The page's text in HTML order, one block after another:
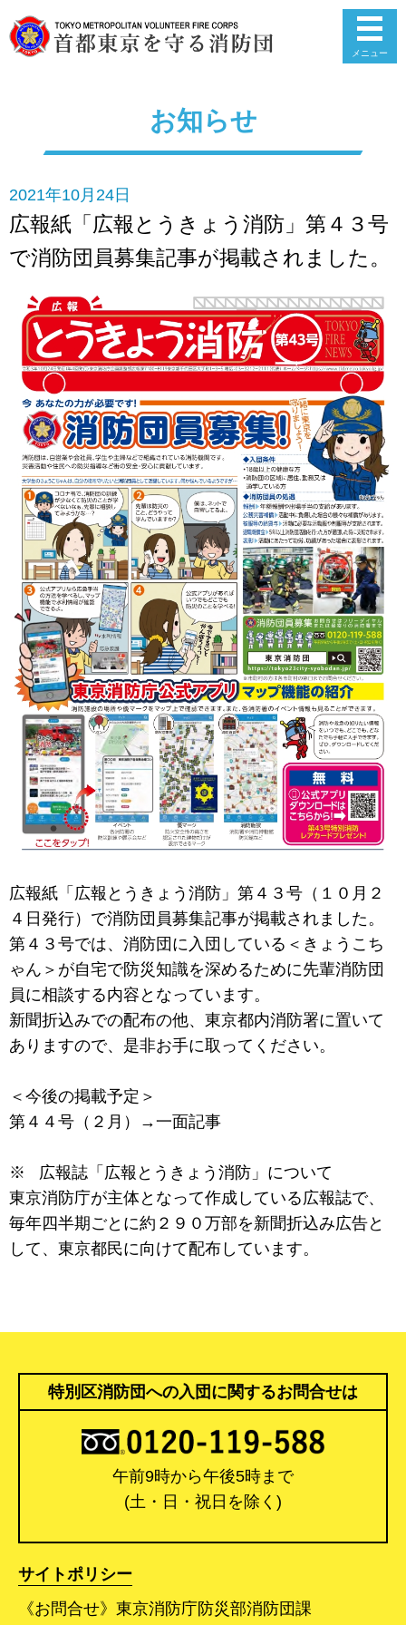
メニュー
お知らせ
2021年10月24日
広報紙「広報とうきょう消防」第４３号
で消防団員募集記事が掲載されました。
広報紙「広報とうきょう消防」第４３号（１０月２
４日発行）で消防団員募集記事が掲載されました。
第４３号では、消防団に入団している＜きょうこち
ゃん＞が自宅で防災知識を深めるために先輩消防団
員に相談する内容となっています。
新聞折込みでの配布の他、東京都内消防署に置いて
ありますので、是非お手に取ってください。
＜今後の掲載予定＞
第４４号（２月）→一面記事
※ 広報誌「広報とうきょう消防」について
東京消防庁が主体となって作成している広報誌で、
毎年四半期ごとに約２９０万部を新聞折込み広告と
して、東京都民に向けて配布しています。
特別区消防団への入団に関するお問合せは
午前9時から午後5時まで
(土・日・祝日を除く)
サイトポリシー
《お問合せ》東京消防庁防災部消防団課